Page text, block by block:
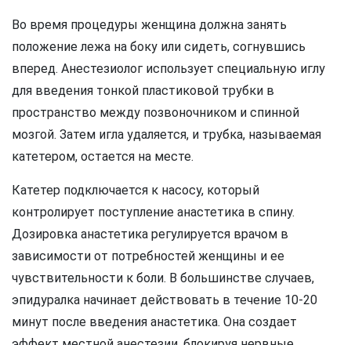
Во время процедуры женщина должна занять
положение лежа на боку или сидеть, согнувшись
вперед. Анестезиолог использует специальную иглу
для введения тонкой пластиковой трубки в
пространство между позвоночником и спинной
мозгой. Затем игла удаляется, и трубка, называемая
катетером, остается на месте.
Катетер подключается к насосу, который
контролирует поступление анастетика в спину.
Дозировка анастетика регулируется врачом в
зависимости от потребностей женщины и ее
чувствительности к боли. В большинстве случаев,
эпидуралка начинает действовать в течение 10-20
минут после введения анастетика. Она создает